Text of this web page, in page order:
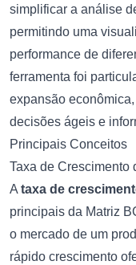
simplificar a análise
permitindo uma
performance de
ferramenta foi
expansão
decisões ágeis e
Principais Conceitos
Taxa de Crescimento
A taxa de
principais da Matriz
o mercado de um
rápido crescimento